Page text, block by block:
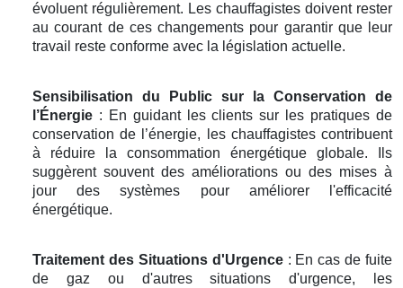
évoluent régulièrement. Les chauffagistes doivent rester
au courant de ces changements pour garantir que leur
travail reste conforme avec la législation actuelle.
Sensibilisation du Public sur la Conservation de
l’Énergie : En guidant les clients sur les pratiques de
conservation de l’énergie, les chauffagistes contribuent
à réduire la consommation énergétique globale. Ils
suggèrent souvent des améliorations ou des mises à
jour des systèmes pour améliorer l'efficacité
énergétique.
Traitement des Situations d'Urgence: En cas de fuite
de gaz ou d'autres situations d'urgence, les